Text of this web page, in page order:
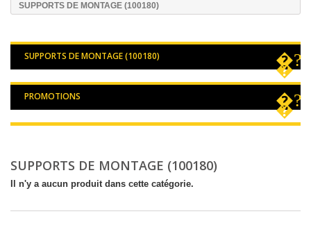
SUPPORTS DE MONTAGE (100180)
SUPPORTS DE MONTAGE (100180)
PROMOTIONS
SUPPORTS DE MONTAGE (100180)
Il n'y a aucun produit dans cette catégorie.